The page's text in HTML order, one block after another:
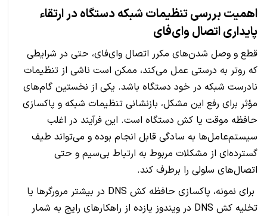
اهمیت بررسی تنظیمات شبکه دستگاه در ارتقاء
پایداری اتصال وای‌فای
قطع و وصل شدن‌های مکرر اتصال وای‌فای، حتی در شرایطی
که روتر به درستی عمل می‌کند، ممکن است ناشی از تنظیمات
نادرست شبکه در خود دستگاه باشد. یکی از نخستین گام‌های
مؤثر برای رفع این مشکل، بازنشانی تنظیمات شبکه و پاکسازی
حافظه موقت یا کش دستگاه است. این فرآیند در اغلب
سیستم‌عامل‌ها به سادگی قابل انجام بوده و می‌تواند طیف
گسترده‌ای از مشکلات مربوط به ارتباط بی‌سیم و حتی
اتصال‌های سلولی را برطرف کند.
برای نمونه، پاکسازی حافظه کش DNS در بیشتر مرورگرها یا
تخلیه کش DNS در ویندوز یازده از راهکارهای رایج به شمار